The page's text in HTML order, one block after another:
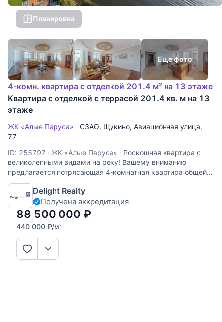
Планировка
Еще фото
4-комн. квартира с отделкой 201.4 м² на 13 этаже
Квартира с отделкой с террасой 201.4 кв. м на 13
этаже
ЖК «Алые Паруса» СЗАО, Щукино, Авиационная улица,
77
ID: 255797 · ЖК «Алые Паруса» · Роскошная квартира с
великолепными видами на реку! Вашему вниманию
предлагается потрясающая 4-комнатная квартира общей
площадью 177,5 кв.м. (без учета террасы). Терраса по
всему периметру квартиры 53.2 кв.м. Функциональной
планировкой предусмотрено:
Delight Realty
Получена аккредитация
88 500 000 ₽
440 000 ₽/м2